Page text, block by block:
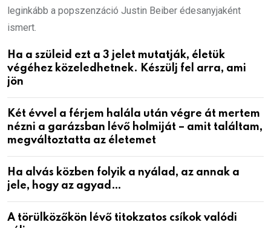
leginkább a popszenzáció Justin Beiber édesanyjaként
ismert.
Ha a szüleid ezt a 3 jelet mutatják, életük
végéhez közeledhetnek. Készülj fel arra, ami
jön
Két évvel a férjem halála után végre át mertem
nézni a garázsban lévő holmiját – amit találtam,
megváltoztatta az életemet
Ha alvás közben folyik a nyálad, az annak a
jele, hogy az agyad…
A törülközőkön lévő titokzatos csíkok valódi